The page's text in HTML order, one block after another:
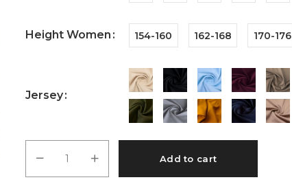
Height Women 154-160 162-168 170-176
Jersey
Add to cart